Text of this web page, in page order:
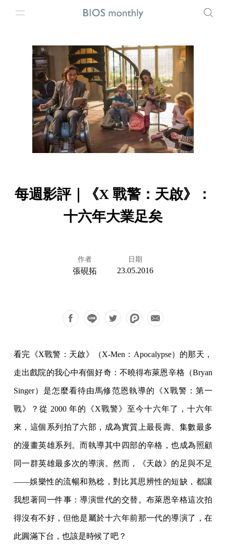
每週影評｜《X 戰警：天啟》：
十六年大業足矣
作者
張硯拓
日期
23.05.2016
看完《X戰警：天啟》（X-Men：Apocalypse）的那天，
走出戲院的我心中有個好奇：不曉得布萊恩辛格（Bryan
Singer）是怎麼看待由馬修范恩執導的《X戰警：第一
戰》？從 2000 年的《X戰警》至今十六年了，十六年
來，這個系列拍了六部，成為實質上最長壽、集數最多
的漫畫英雄系列。而執導其中四部的辛格，也成為照顧
同一群英雄最多次的導演。然而，《天啟》的足與不足
——娛樂性的流暢和熟稔，對比其思辨性的短缺，都讓
我想著同一件事：導演世代的交替。布萊恩辛格這次拍
得沒有不好，但他是屬於十六年前那一代的導演了，在
此圓滿下台，也該是時候了吧？